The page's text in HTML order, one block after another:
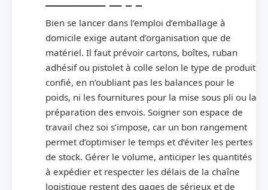
Bien se lancer dans l’emploi d’emballage à
domicile exige autant d’organisation que de
matériel. Il faut prévoir cartons, boîtes, ruban
adhésif ou pistolet à colle selon le type de produit
confié, en n’oubliant pas les balances pour le
poids, ni les fournitures pour la mise sous pli ou la
préparation des envois. Soigner son espace de
travail chez soi s’impose, car un bon rangement
permet d’optimiser le temps et d’éviter les pertes
de stock. Gérer le volume, anticiper les quantités
à expédier et respecter les délais de la chaîne
logistique restent des gages de sérieux et de